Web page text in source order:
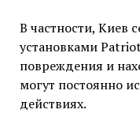
В частности, Киев
установками
повреждения и
могут постоянно
действиях.